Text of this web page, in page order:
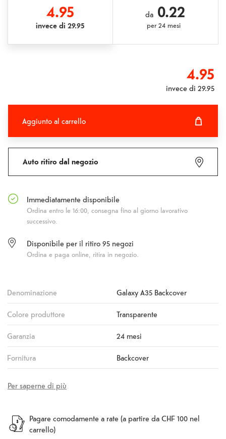
4.95
invece di 29.95
da 0.22
per24 mesi
4.95
invece di 29.95
Aggiunto al carrello
Auto ritiro dal negozio
Immediatamente disponibile
Ordina entro le 16:00, consegna fino al giorno lavorativo
successivo.
Disponibile per il ritiro 95 negozi
Ordina e paga online, ritira in negozio.
Denominazione Galaxy A35 Backcover
Colore produttore Transparente
Garanzia 24 mesi
Fornitura Backcover
Per saperne di più
Pagare comodamente a rate (a partire da CHF 100 nel
carrello)